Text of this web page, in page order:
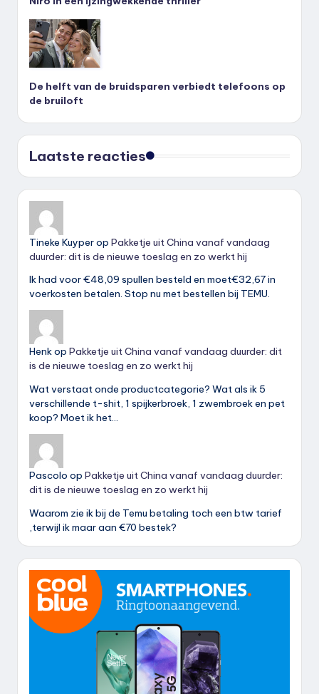
De helft van de bruidsparen verbiedt telefoons op
de bruiloft
Laatste reacties
Tineke Kuyperop Pakketje uit China vanaf vandaag
duurder: dit is de nieuwe toeslag en zo werkt hij
Ik had voor €48,09 spullen besteld en moet€32,67 in
voerkosten betalen. Stop nu met bestellen bij TEMU.
Henkop Pakketje uit China vanaf vandaag duurder: dit
is de nieuwe toeslag en zo werkt hij
Wat verstaat onde productcategorie? Wat als ik 5
verschillende t-shit, 1 spijkerbroek, 1 zwembroek en pet
koop? Moet ik het…
Pascolo op Pakketje uit China vanaf vandaag duurder:
dit is de nieuwe toeslag en zo werkt hij
Waarom zie ik bij de Temu betaling toch een btw tarief
,terwijl ik maar aan €70 bestek?